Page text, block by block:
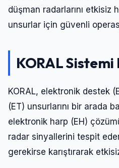
düşman radarlarını etkisiz
unsurlar için güvenli
KORAL
KORAL, elektronik destek
(ET) unsurlarını bir arada
elektronik harp (EH)
radar sinyallerini tespit
gerekirse karıştırarak